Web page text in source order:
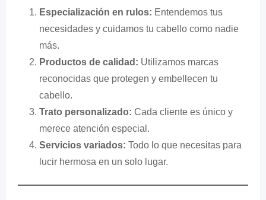
Especialización en rulos: Entendemos tus
necesidades y cuidamos tu cabello como nadie
más.
Productos de calidad: Utilizamos marcas
reconocidas que protegen y embellecen tu
cabello.
Trato personalizado: Cada cliente es único y
merece atención especial.
Servicios variados: Todo lo que necesitas para
lucir hermosa en un solo lugar.